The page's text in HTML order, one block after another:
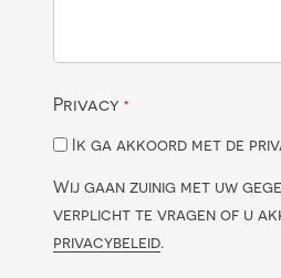
Privacy *
Ik ga akkoord met de
Wij gaan zuinig met uw
verplicht te vragen of u
privacybeleid.